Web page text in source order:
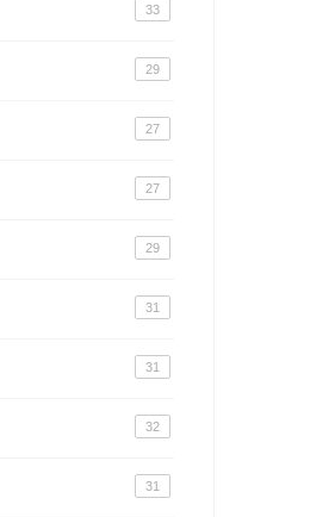
33
29
27
27
29
31
31
32
31